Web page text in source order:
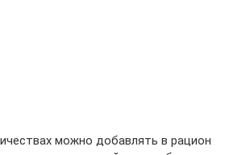
можно добавлять в рацион